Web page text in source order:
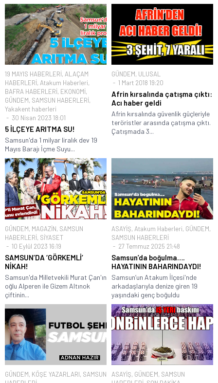
19 MAYIS HABERLERİ, ALAÇAM
HABERLERİ, Atakum Haberleri,
BAFRA HABERLERİ, EKONOMİ,
GÜNDEM, SAMSUN HABERLERİ,
Yakakent haberleri
30 Nisan 2023 18:01
5 İLÇEYE ARITMA SU!
Samsun'da 1 milyar liralık dev 19
Mayıs Barajı İçme Suyu...
GÜNDEM, ULUSAL
1 Mart 2018 19:20
Afrin kırsalında çatışma çıktı:
Acı haber geldi
Afrin kırsalında güvenlik güçleriyle
teröristler arasında çatışma çıktı.
Çatışmada 3...
GÜNDEM, MAGAZİN, SAMSUN
HABERLERİ, SİYASET
10 Eylül 2023 16:19
SAMSUN’DA ‘GÖRKEMLİ’
NİKAH!
Samsun'da Milletvekili Murat Çan'ın
oğlu Alperen ile Gizem Altınok
çiftinin...
ASAYİŞ, Atakum Haberleri, GÜNDEM,
SAMSUN HABERLERİ
27 Temmuz 2025 21:48
Samsun’da boğulma….
HAYATININ BAHARINDAYDI!
Samsun’un Atakum İlçesi'nde
arkadaşlarıyla denize giren 19
yaşındaki genç boğuldu
GÜNDEM, KÖŞE YAZARLARI, SAMSUN
ASAYİŞ, GÜNDEM, SAMSUN